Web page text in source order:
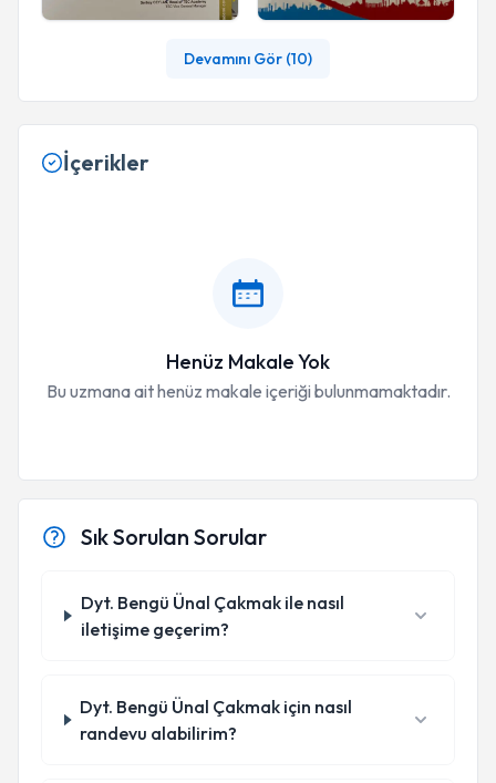
Devamını Gör (10)
İçerikler
Henüz Makale Yok
Bu uzmana ait henüz makale içeriği bulunmamaktadır.
Sık Sorulan Sorular
Dyt. Bengü Ünal Çakmak ile nasıl
iletişime geçerim?
Dyt. Bengü Ünal Çakmak için nasıl
randevu alabilirim?